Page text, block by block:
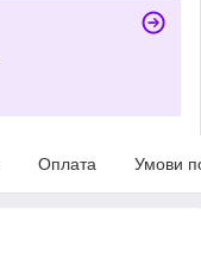
Оплата Умови